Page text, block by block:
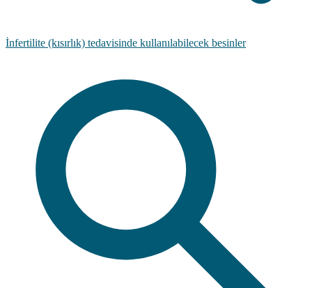
İnfertilite (kısırlık) tedavisinde kullanılabilecek besinler